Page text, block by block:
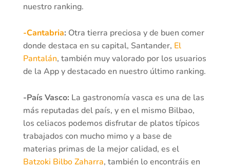
nuestro ranking.
-Cantabria: Otra tierra preciosa y de buen comer
donde destaca en su capital, Santander, El
Pantalán, también muy valorado por los usuarios
de la App y destacado en nuestro último ranking.
-País Vasco: La gastronomía vasca es una de las
más reputadas del país, y en el mismo Bilbao,
los celiacos podemos disfrutar de platos típicos
trabajados con mucho mimo y a base de
materias primas de la mejor calidad, es el
Batzoki Bilbo Zaharra, también lo encontráis en